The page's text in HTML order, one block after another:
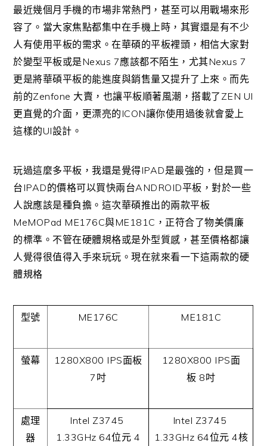
最近幾個月手機的市場非常熱門，甚至可以用戰場來形
容了。當大家焦點都集中在手機上時，其實還是有不少
人有使用平板的需求。在華碩的平板裡頭，相信大家對
於變型平板或是Nexus 7應該都不陌生，尤其Nexus 7
更是將華碩平板的能進度與銷售量又提升了上來。而先
前的Zenfone 大賣，也讓平板順著風潮，搭載了 ZEN UI
更直覺的介面，更漂亮的ICON讓你使用過後就會愛上
這樣的UI設計。
玩過這麼多平板，我還是覺得IPAD是最強的，但是買一
台IPAD的價格可以買快兩台ANDROID平板，對於一些
人說應該是種負擔。這次華碩推出的兩款平板
MeMOPad ME176C與ME181C ，正符合了物美價廉
的標準。不管在硬體規格或是外型質感，甚至價格都讓
人覺得很值得入手來玩玩。現在就來看一下這兩款的硬
體規格
型號 ME176C ME181C
螢幕 1280X800 IPS面板
7 吋
1280X800 IPS面
板 8 吋
處理
器
Intel Z3745
1.33GHz 64位元 4
Intel Z3745
1.33GHz 64位元 4核